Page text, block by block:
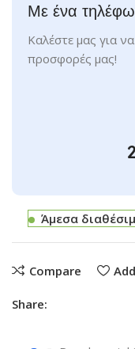
Με ένα
Καλέστε μας για
προσφορές μας!
Άμεσα
Compare
Share: